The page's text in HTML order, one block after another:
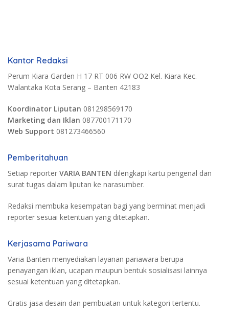
Kantor Redaksi
Perum Kiara Garden H 17 RT 006 RW OO2 Kel. Kiara Kec.
Walantaka Kota Serang – Banten 42183
Koordinator Liputan 081298569170
Marketing dan Iklan 087700171170
Web Support 081273466560
Pemberitahuan
Setiap reporter VARIA BANTEN dilengkapi kartu pengenal dan
surat tugas dalam liputan ke narasumber.
Redaksi membuka kesempatan bagi yang berminat menjadi
reporter sesuai ketentuan yang ditetapkan.
Kerjasama Pariwara
Varia Banten menyediakan layanan pariawara berupa
penayangan iklan, ucapan maupun bentuk sosialisasi lainnya
sesuai ketentuan yang ditetapkan.
Gratis jasa desain dan pembuatan untuk kategori tertentu.